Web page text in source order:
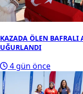
KAZADA ÖLEN BAFRALI
UĞURLANDI
4 gün önce